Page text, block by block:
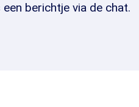
berichtje via de chat.